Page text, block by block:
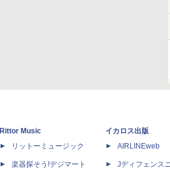
Rittor Music
リットーミュージック
楽器探そう!デジマート
イカロス出版
AIRLINEweb
Jディフェンス